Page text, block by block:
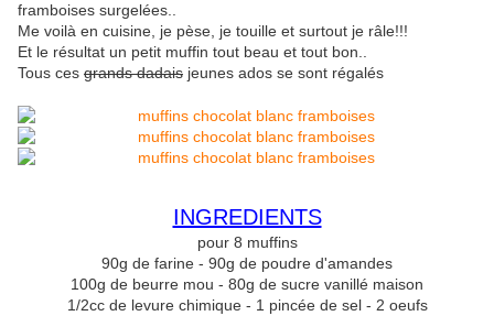
framboises surgelées..
Me voilà en cuisine, je pèse, je touille et surtout je râle!!!
Et le résultat un petit muffin tout beau et tout bon..
Tous ces grands dadais jeunes ados se sont régalés
INGREDIENTS
pour 8 muffins
90g de farine - 90g de poudre d'amandes
100g de beurre mou - 80g de sucre vanillé maison
1/2cc de levure chimique - 1 pincée de sel - 2 oeufs